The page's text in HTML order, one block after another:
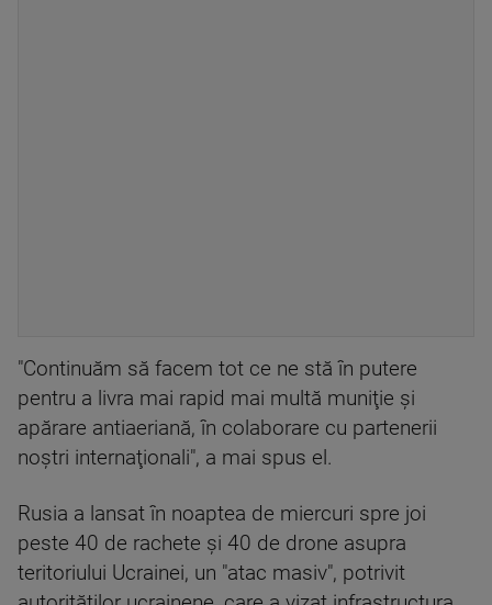
"Continuăm să facem tot ce ne stă în putere
pentru a livra mai rapid mai multă muniţie şi
apărare antiaeriană, în colaborare cu partenerii
noştri internaţionali", a mai spus el.
Rusia a lansat în noaptea de miercuri spre joi
peste 40 de rachete şi 40 de drone asupra
teritoriului Ucrainei, un "atac masiv", potrivit